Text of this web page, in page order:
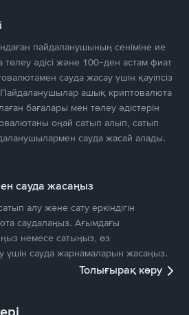
пайдаланушының сеніміне ие
әдісі және 100-ден астам фиат
сауда жасау үшін қауіпсіз
ашық криптовалюта
бағалары мен төлеу әдістерін
оңай сатып алып, сатып
сауда жасай алады.
сауда жасаңыз
алу және сату еркіндігін
саудалаңыз. Ағымдағы
немесе сатыңыз, өз
үшін сауда жарнамаларын жасаңыз.
Толығырақ көру